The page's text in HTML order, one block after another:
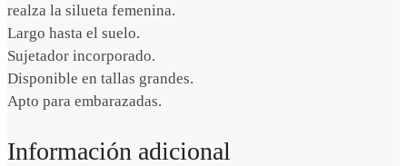
realza la silueta femenina.
Largo hasta el suelo.
Sujetador incorporado.
Disponible en tallas grandes.
Apto para embarazadas.
Información adicional